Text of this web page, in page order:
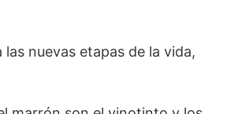
nuevas etapas de la vida,